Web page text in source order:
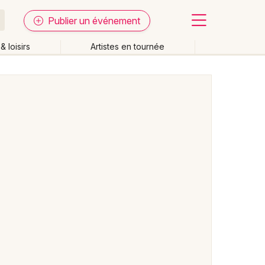
Publier un événement
loisirs Artistes en tournée